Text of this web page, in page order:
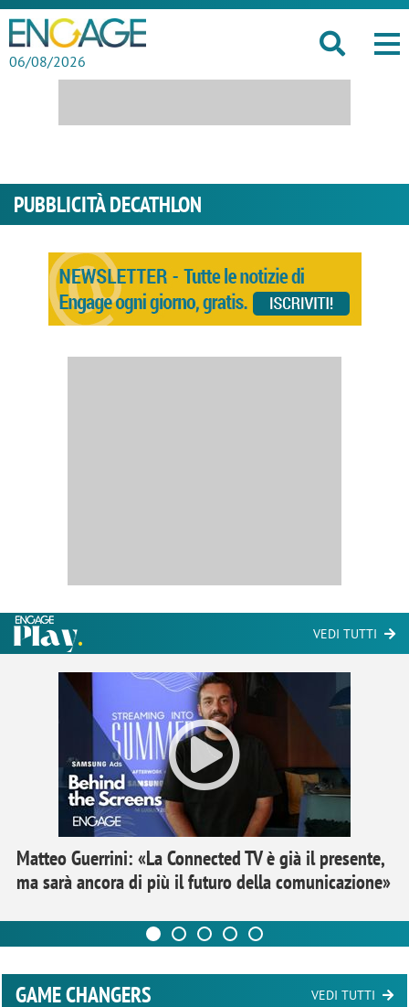
06/08/2026
PUBBLICITÀ DECATHLON
VEDI TUTTI
Matteo Guerrini: «La Connected TV è già il presente,
ma sarà ancora di più il futuro della comunicazione»
GAME CHANGERS VEDI TUTTI